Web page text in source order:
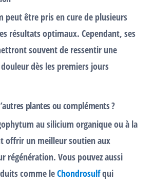
peut être pris en cure de plusieurs
résultats optimaux. Cependant, ses
souvent de ressentir une
dès les premiers jours
plantes ou compléments ?
au silicium organique ou à la
offrir un meilleur soutien aux
régénération. Vous pouvez aussi
comme leChondrosulfqui